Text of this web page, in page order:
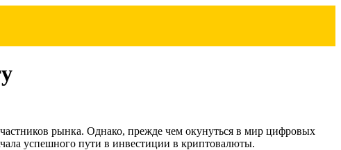
рынка. Однако, прежде чем окунуться в мир цифровых
успешного пути в инвестиции в криптовалюты.